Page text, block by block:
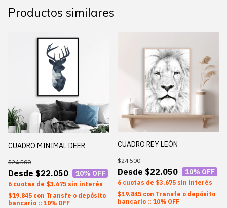
Productos similares
CUADRO MINIMAL DEER
$22.050
$24.500
10% OFF
6 $3.675 sin interés
$19.845 con Transfe o depósito
bancario :: 10% OFF
CUADRO REY LEÓN
$22.050
$24.500
10% OFF
6 $3.675 sin interés
$19.845 con Transfe o depósito
bancario :: 10% OFF